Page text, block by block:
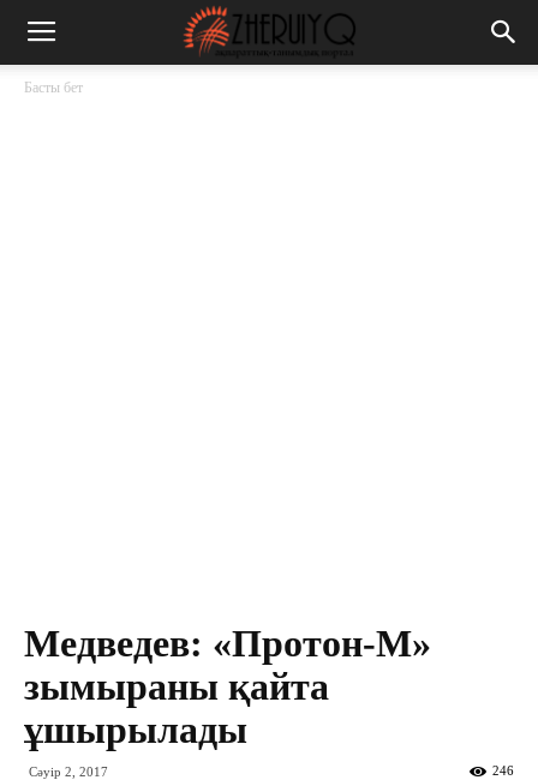
Басты бет
Медведев: «Протон-М»
зымыраны қайта
ұшырылады
Сәуір 2, 2017 246